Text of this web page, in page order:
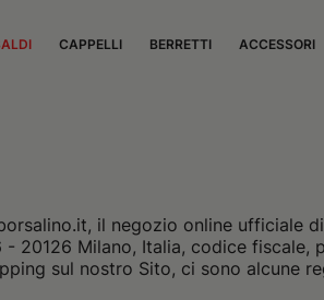
CAPPELLI BERRETTI ACCESSORI
il negozio online ufficiale
- 20126 Milano, Italia, codice
sul nostro Sito, ci sono alcune